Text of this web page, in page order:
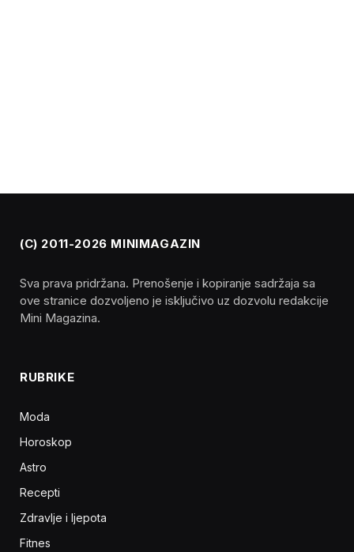
(C) 2011-2026 MINIMAGAZIN
Sva prava pridržana. Prenošenje i kopiranje sadržaja sa
ove stranice dozvoljeno je isključivo uz dozvolu redakcije
Mini Magazina.
RUBRIKE
Moda
Horoskop
Astro
Recepti
Zdravlje i ljepota
Fitnes